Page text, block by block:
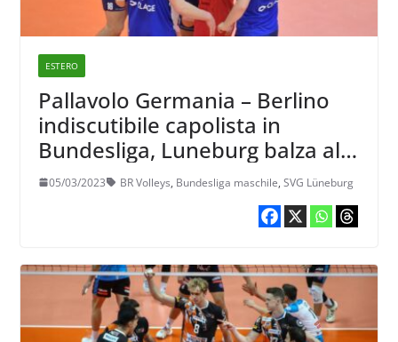
ESTERO
Pallavolo Germania – Berlino
indiscutibile capolista in
Bundesliga, Luneburg balza al
secondo posto
05/03/2023 BR Volleys, Bundesliga maschile, SVG Lüneburg